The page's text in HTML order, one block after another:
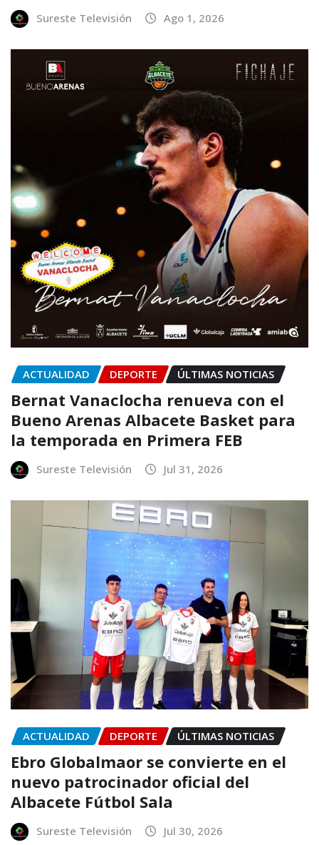
Sureste Televisión Ago 1, 2026
ACTUALIDAD DEPORTE ÚLTIMAS NOTICIAS
Bernat Vanaclocha renueva con el
Bueno Arenas Albacete Basket para
la temporada en Primera FEB
Sureste Televisión Jul 31, 2026
ACTUALIDAD DEPORTE ÚLTIMAS NOTICIAS
Ebro Globalmaor se convierte en el
nuevo patrocinador oficial del
Albacete Fútbol Sala
Sureste Televisión Jul 30, 2026